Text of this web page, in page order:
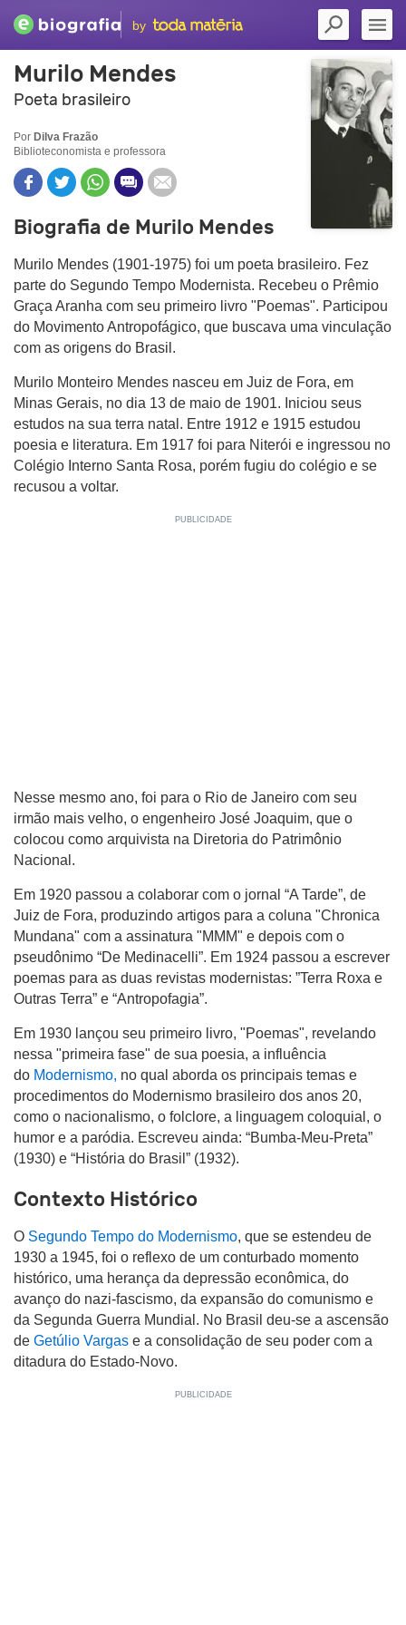
by
Murilo Mendes
Poeta brasileiro
Por Dilva Frazão
Biblioteconomista e professora
Biografia de Murilo Mendes
Murilo Mendes (1901-1975) foi um poeta brasileiro. Fez
parte do Segundo Tempo Modernista. Recebeu o Prêmio
Graça Aranha com seu primeiro livro "Poemas". Participou
do Movimento Antropofágico, que buscava uma vinculação
com as origens do Brasil.
Murilo Monteiro Mendes nasceu em Juiz de Fora, em
Minas Gerais, no dia 13 de maio de 1901. Iniciou seus
estudos na sua terra natal. Entre 1912 e 1915 estudou
poesia e literatura. Em 1917 foi para Niterói e ingressou no
Colégio Interno Santa Rosa, porém fugiu do colégio e se
recusou a voltar.
Nesse mesmo ano, foi para o Rio de Janeiro com seu
irmão mais velho, o engenheiro José Joaquim, que o
colocou como arquivista na Diretoria do Patrimônio
Nacional.
Em 1920 passou a colaborar com o jornal “A Tarde”, de
Juiz de Fora, produzindo artigos para a coluna "Chronica
Mundana" com a assinatura "MMM" e depois com o
pseudônimo “De Medinacelli”. Em 1924 passou a escrever
poemas para as duas revistas modernistas: ”Terra Roxa e
Outras Terra” e “Antropofagia”.
Em 1930 lançou seu primeiro livro, "Poemas", revelando
nessa "primeira fase" de sua poesia, a influência
do Modernismo, no qual aborda os principais temas e
procedimentos do Modernismo brasileiro dos anos 20,
como o nacionalismo, o folclore, a linguagem coloquial, o
humor e a paródia. Escreveu ainda: “Bumba-Meu-Preta”
(1930) e “História do Brasil” (1932).
Contexto Histórico
O Segundo Tempo do Modernismo, que se estendeu de
1930 a 1945, foi o reflexo de um conturbado momento
histórico, uma herança da depressão econômica, do
avanço do nazi-fascismo, da expansão do comunismo e
da Segunda Guerra Mundial. No Brasil deu-se a ascensão
de Getúlio Vargas e a consolidação de seu poder com a
ditadura do Estado-Novo.